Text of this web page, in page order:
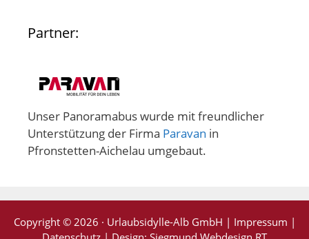
Partner:
Unser Panoramabus wurde mit freundlicher
Unterstützung der Firma Paravan in
Pfronstetten-Aichelau umgebaut.
Copyright © 2026 · Urlaubsidylle-Alb GmbH | Impressum |